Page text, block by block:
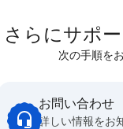
さらにサポ
次の手順を
お問い合わせ
詳しい情報をお